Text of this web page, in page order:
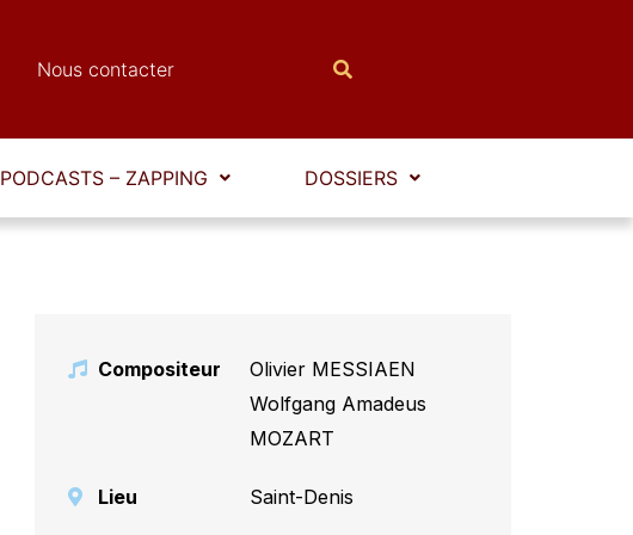
Nous contacter
PODCASTS – ZAPPING DOSSIERS
Compositeur Olivier MESSIAEN
Wolfgang Amadeus
MOZART
Lieu Saint-Denis